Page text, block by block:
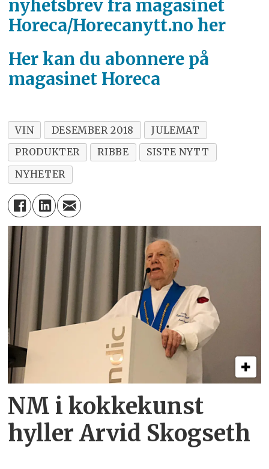
nyhetsbrev fra magasinet
Horeca/Horecanytt.no her
Her kan du abonnere på
magasinet Horeca
VIN DESEMBER 2018
JULEMAT
PRODUKTER
RIBBE
SISTE NYTT
NYHETER
NM i kokkekunst
hyller Arvid Skogseth